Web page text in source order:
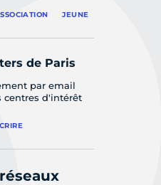
JEUNE
de Paris
par email
centres d'intérêt